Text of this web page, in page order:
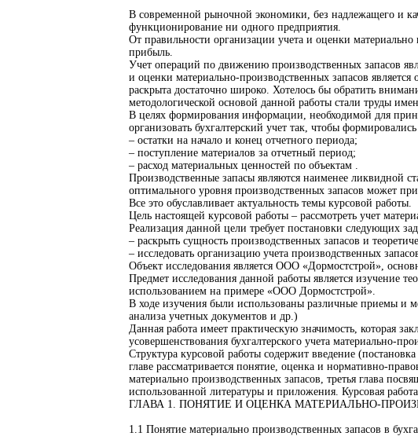
В современной рыночной экономики, без надлежащего и
функционирование ни одного предприятия.
От правильности организации учета и оценки
прибыль.
Учет операций по движению производственных запасов
и оценки материально-производственных запасов
раскрыта достаточно широко. Хотелось бы обратить
методологической основой данной работы стали труды
В целях формирования информации, необходимой для
организовать бухгалтерский учет так, чтобы
– остатки на начало и конец отчетного периода;
– поступление материалов за отчетный период;
– расход материальных ценностей по объектам .
Производственные запасы являются наименее ликвидной
оптимального уровня производственных запасов может
Все это обуславливает актуальность темы курсовой работы.
Цель настоящей курсовой работы – рассмотреть учет
Реализация данной цели требует постановки следующих
– раскрыть сущность производственных запасов и
– исследовать организацию учета производственных
Объект исследования является ООО «Дормостстрой»,
Предмет исследования данной работы является изучение
использованием на примере «ООО Дормостстрой».
В ходе изучения были использованы различные приемы и
анализа учетных документов и др.)
Данная работа имеет практическую значимость, которая
усовершенствования бухгалтерского учета материально-
Структура курсовой работы содержит введение
главе рассматривается понятие, оценка и нормативно-
материально производственных запасов, третья глава
использованной литературы и приложения. Курсовая
ГЛАВА 1. ПОНЯТИЕ И ОЦЕНКА МАТЕРИАЛЬНО-
1.1 Понятие материально производственных запасов в